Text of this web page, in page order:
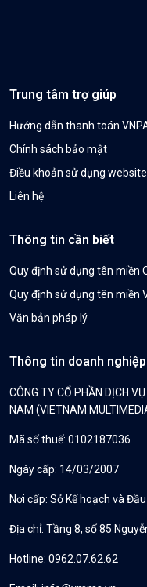
Trung tâm trợ giúp
Hướng dẫn thanh toán
Chính sách bảo mật
Điều khoản sử dụng website
Liên hệ
Thông tin cần biết
Quy định sử dụng tên miền
Quy định sử dụng tên miền
Văn bản pháp lý
Thông tin doanh nghiệp
CÔNG TY CỔ PHẦN DỊCH
NAM (VIETNAM
Mã số thuế: 0102187036
Ngày cấp: 14/03/2007
Nơi cấp: Sở Kế hoạch và
Địa chỉ: Tầng 8, số 85
Hotline: 0962.07.62.62